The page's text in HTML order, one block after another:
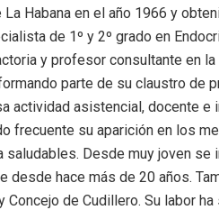
Habana en el año 1966 y
de 1º y 2º grado en
y profesor consultante en la
parte de su claustro de
actividad asistencial, docente e
frecuente su aparición en los
Desde muy joven se
desde hace más de 20 años.
de Cudillero. Su labor ha